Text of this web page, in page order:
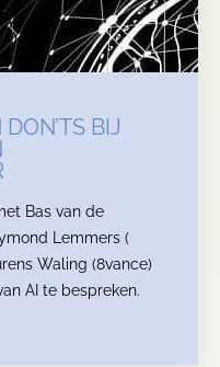
BIJ
Bas van de
Lemmers (
Waling (8vance)
AI te bespreken.